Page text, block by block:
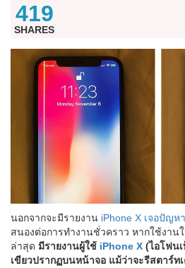
419
SHARES
นอกจากจะมีรายงาน iPhone X เจอปัญห
สนองต่อการทำงานชั่วคราว หากใช้งาน
ล่าสุด มีรายงานผู้ใช้ iPhone X (ไอโฟน
เขียวปรากฏบนหน้าจอ แม้ว่าจะรีสตาร์ท